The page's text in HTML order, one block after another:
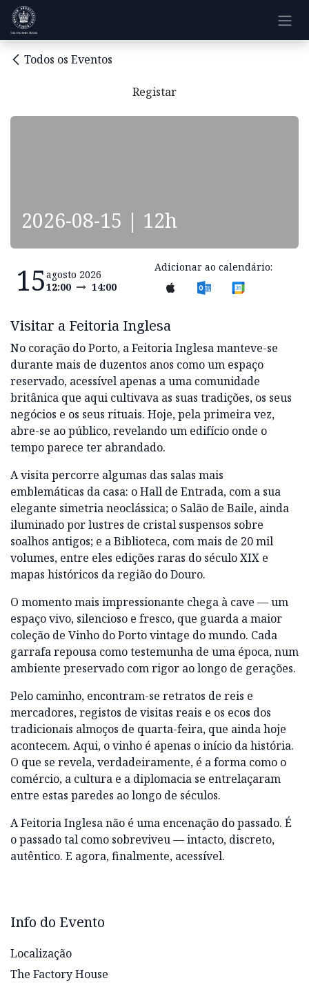
Pular para o conteúdo
Todos os Eventos
Registar
2026-08-15 | 12h
15agosto 2026
12:00
14:00
Adicionar ao calendário:
Visitar a Feitoria Inglesa
No coração do Porto, a Feitoria Inglesa manteve-se
durante mais de duzentos anos como um espaço
reservado, acessível apenas a uma comunidade
britânica que aqui cultivava as suas tradições, os seus
negócios e os seus rituais. Hoje, pela primeira vez,
abre-se ao público, revelando um edifício onde o
tempo parece ter abrandado.
A visita percorre algumas das salas mais
emblemáticas da casa: o Hall de Entrada, com a sua
elegante simetria neoclássica; o Salão de Baile, ainda
iluminado por lustres de cristal suspensos sobre
soalhos antigos; e a Biblioteca, com mais de 20 mil
volumes, entre eles edições raras do século XIX e
mapas históricos da região do Douro.
O momento mais impressionante chega à cave — um
espaço vivo, silencioso e fresco, que guarda a maior
coleção de Vinho do Porto vintage do mundo. Cada
garrafa repousa como testemunha de uma época, num
ambiente preservado com rigor ao longo de gerações.
Pelo caminho, encontram-se retratos de reis e
mercadores, registos de visitas reais e os ecos dos
tradicionais almoços de quarta-feira, que ainda hoje
acontecem. Aqui, o vinho é apenas o início da história.
O que se revela, verdadeiramente, é a forma como o
comércio, a cultura e a diplomacia se entrelaçaram
entre estas paredes ao longo de séculos.
A Feitoria Inglesa não é uma encenação do passado. É
o passado tal como sobreviveu — intacto, discreto,
autêntico. E agora, finalmente, acessível.
Info do Evento
Localização
The Factory House